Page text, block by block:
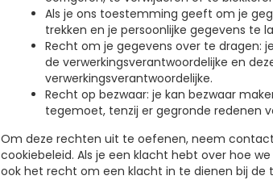
Als je ons toestemming geeft om je
trekken en je persoonlijke gegevens te
Recht om je gegevens over te dragen:
de verwerkingsverantwoordelijke en
verwerkingsverantwoordelijke.
Recht op bezwaar: je kan bezwaar
tegemoet, tenzij er gegronde redenen
Om deze rechten uit te oefenen, neem
cookiebeleid. Als je een klacht hebt over hoe
ook het recht om een klacht in te dienen bij